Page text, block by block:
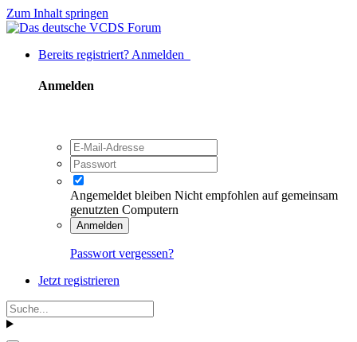
Zum Inhalt springen
Bereits registriert? Anmelden
Anmelden
Angemeldet bleiben Nicht empfohlen auf gemeinsam
genutzten Computern
Anmelden
Passwort vergessen?
Jetzt registrieren